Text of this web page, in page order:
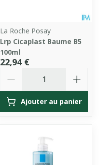
La Roche Posay
Lrp Cicaplast Baume B5
100ml
22,94 €
Ajouter au panier